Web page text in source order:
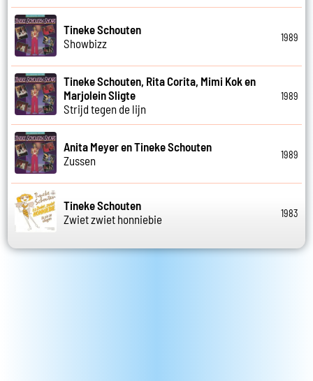
Tineke Schouten
Showbizz
1989
Tineke Schouten, Rita Corita, Mimi Kok en
Marjolein Sligte
Strijd tegen de lijn
1989
Anita Meyer en Tineke Schouten
Zussen
1989
Tineke Schouten
Zwiet zwiet honniebie
1983